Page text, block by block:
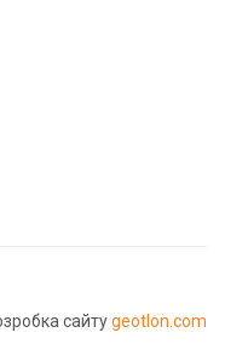
сайтуgeotlon.com